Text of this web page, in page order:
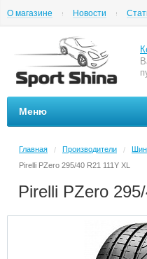
О магазине Новости
Меню
Главная / Производители /
Pirelli PZero 295/40 R21 111Y XL
Pirelli PZero